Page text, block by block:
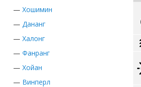
— Хошимин
— Дананг
— Халонг
— Фанранг
— Хойан
— Винперл